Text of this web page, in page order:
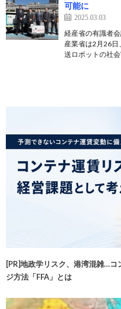
可能に
2025.03.03
経産省の有識者
産業省は2月26
送ロボットの社
[PR]地政学リスク、港湾混雑…コ
ジ方法「FFA」とは